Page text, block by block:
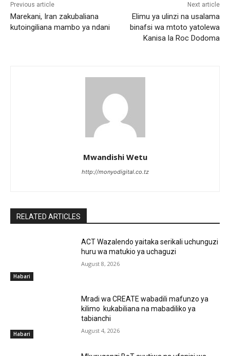
Previous article
Marekani, Iran zakubaliana
kutoingiliana mambo ya ndani
Next article
Elimu ya ulinzi na usalama
binafsi wa mtoto yatolewa
Kanisa la Roc Dodoma
Mwandishi Wetu
http://monyodigital.co.tz
RELATED ARTICLES
Habari
ACT Wazalendo yaitaka serikali uchunguzi
huru wa matukio ya uchaguzi
August 8, 2026
Habari
Mradi wa CREATE wabadili mafunzo ya
kilimo kukabiliana na mabadiliko ya
tabianchi
August 4, 2026